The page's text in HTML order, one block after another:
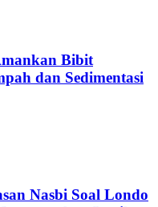
Bibit
dan Sedimentasi
Nasbi Soal Londo